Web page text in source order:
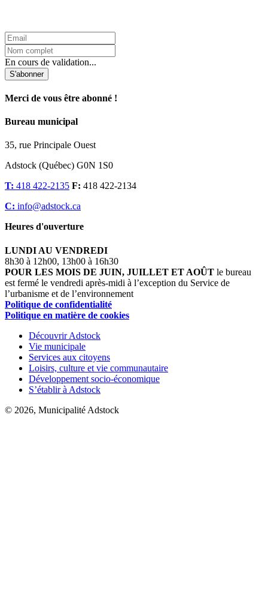
En cours de validation...
S'abonner
Merci de vous être abonné !
Bureau municipal
35, rue Principale Ouest
Adstock (Québec) G0N 1S0
T: 418 422-2135 F: 418 422-2134
C: info@adstock.ca
Heures d'ouverture
LUNDI AU VENDREDI
8h30 à 12h00, 13h00 à 16h30
POUR LES MOIS DE JUIN, JUILLET ET AOÛT le bureau
est fermé le vendredi après-midi à l’exception du Service de
l’urbanisme et de l’environnement
Politique de confidentialité
Politique en matière de cookies
Découvrir Adstock
Vie municipale
Services aux citoyens
Loisirs, culture et vie communautaire
Développement socio-économique
S’établir à Adstock
© 2026, Municipalité Adstock